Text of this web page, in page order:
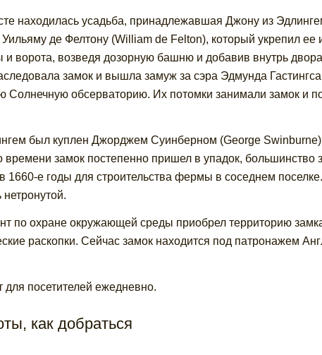
находилась усадьба, принадлежавшая Джону из
де Фелтону (William de Felton), который укрепил ее
и ворота, возведя дозорную башню и добавив внутрь
замок и вышла замуж за сэра Эдмунда
Солнечную обсерваторию. Их потомки занимали замок и
был куплен Джорджем Суинберном (George
времени замок постепенно пришел в упадок,
1660-е годы для строительства фермы в соседнем
по охране окружающей среды приобрел территорию
раскопки. Сейчас замок находится под патронажем
посетителей ежедневно.
как добраться